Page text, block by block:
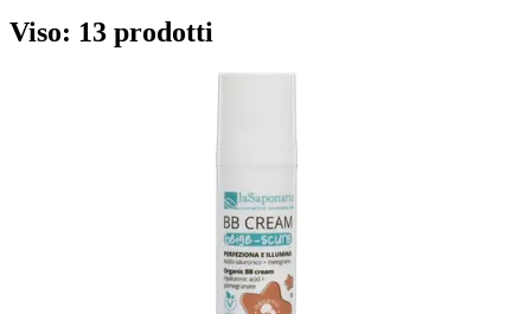
Viso: 13 prodotti